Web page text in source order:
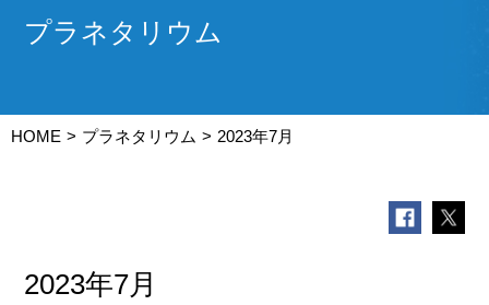
プラネタリウム
HOME プラネタリウム 2023年7月
2023年7月